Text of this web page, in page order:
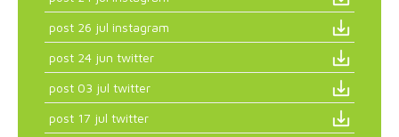
post 26 jul instagram
post 24 jun twitter
post 03 jul twitter
post 17 jul twitter